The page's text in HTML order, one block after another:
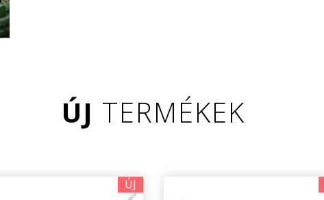
ÚJ TERMÉKEK
ÚJ